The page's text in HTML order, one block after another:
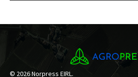
© 2026 Norpress EIRL.